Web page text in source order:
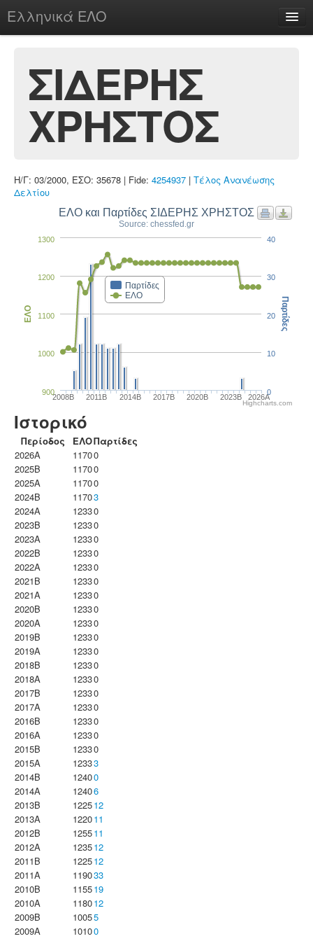
Ελληνικά ΕΛΟ
chesstu.be @ discord
Login
ΣΙΔΕΡΗΣ
ΧΡΗΣΤΟΣ
Η/Γ: 03/2000, ΕΣΟ: 35678 | Fide: 4254937 | Τέλος Ανανέωσης
Δελτίου
ΕΛΟ και Παρτίδες ΣΙΔΕΡΗΣ ΧΡΗΣΤΟΣ
Source: chessfed.gr
Παρτίδες
ΕΛΟ
2008B 2011B 2014B 2017B 2020B 2023B 2026A
1000
1100
1200
1300
900
ΕΛΟ
0
10
20
30
40
Παρτίδες
Highcharts.com
Ιστορικό
Περίοδος ΕΛΟΠαρτίδες
2026A
11700
2025B
11700
2025A
11700
2024B
11703
2024A
12330
2023B
12330
2023Α
12330
2022B
12330
2022A
12330
2021B
12330
2021A
12330
2020B
12330
2020A
12330
2019B
12330
2019A
12330
2018B
12330
2018A
12330
2017B
12330
2017A
12330
2016B
12330
2016A
12330
2015B
12330
2015A
12333
2014B
12400
2014A
12406
2013B
122512
2013A
122011
2012B
125511
2012A
123512
2011B
122512
2011A
119033
2010B
115519
2010A
118012
2009B
10055
2009A
10100